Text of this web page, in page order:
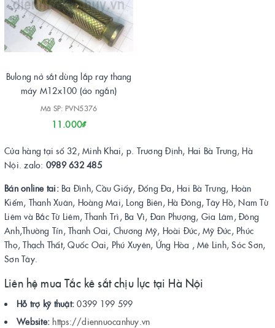
Bulong nở sắt dùng lắp ray thang
máy M12x100 (áo ngắn)
Mã SP: PVN5376
11.000₫
Cửa hàng tại số 32, Minh Khai, p. Trương Định, Hai Bà Trưng, Hà
Nội. zalo: 0989 632 485
Bán online tai: Ba Đình, Cầu Giấy, Đống Đa, Hai Bà Trưng, Hoàn
Kiếm, Thanh Xuân, Hoàng Mai, Long Biên, Hà Đông, Tây Hồ, Nam Từ
Liêm và Bắc Từ Liêm, Thanh Trì, Ba Vì, Đan Phượng, Gia Lâm, Đông
Anh,Thường Tín, Thanh Oai, Chương Mỹ, Hoài Đức, Mỹ Đức, Phúc
Thọ, Thạch Thất, Quốc Oai, Phú Xuyên, Ứng Hòa , Mê Linh, Sóc Sơn,
Sơn Tây.
Liên hệ mua Tắc kê sắt chịu lực tại Hà Nội
Hỗ trợ kỹ thuật: 0399 199 599
Website: https://diennuocanhuy.vn